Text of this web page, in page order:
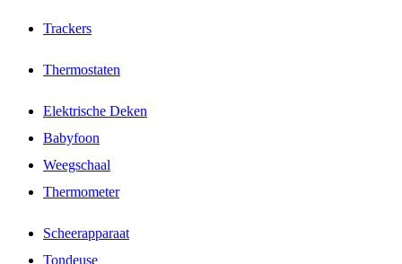
Trackers
Thermostaten
Elektrische Deken
Babyfoon
Weegschaal
Thermometer
Scheerapparaat
Tondeuse